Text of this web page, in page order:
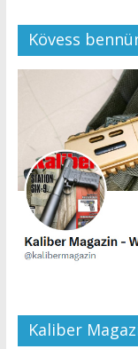
Kövess
Kaliber